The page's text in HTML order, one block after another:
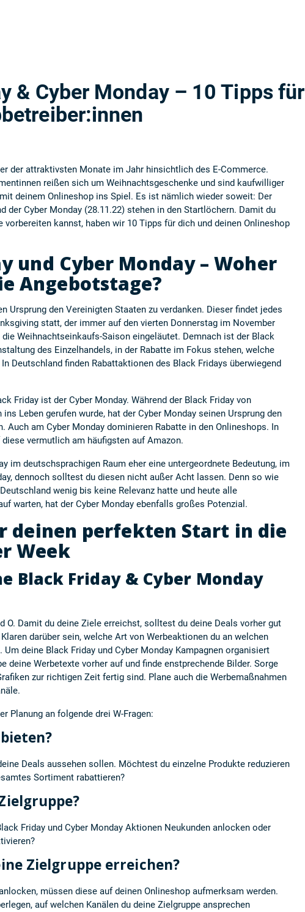
& Cyber Monday – 10 Tipps für
der attraktivsten Monate im Jahr hinsichtlich des E-Commerce.
reißen sich um Weihnachtsgeschenke und sind kaufwilliger
deinem Onlineshop ins Spiel. Es ist nämlich wieder soweit: Der
der Cyber Monday (28.11.22) stehen in den Startlöchern. Damit du
vorbereiten kannst, haben wir 10 Tipps für dich und deinen Onlineshop
und Cyber Monday – Woher
Angebotstage?
Ursprung den Vereinigten Staaten zu verdanken. Dieser findet jedes
statt, der immer auf den vierten Donnerstag im November
Weihnachtseinkaufs-Saison eingeläutet. Demnach ist der Black
des Einzelhandels, in der Rabatte im Fokus stehen, welche
Deutschland finden Rabattaktionen des Black Fridays überwiegend
Friday ist der Cyber Monday. Während der Black Friday von
Leben gerufen wurde, hat der Cyber Monday seinen Ursprung den
Auch am Cyber Monday dominieren Rabatte in den Onlineshops. In
vermutlich am häufigsten auf Amazon.
im deutschsprachigen Raum eher eine untergeordnete Bedeutung, im
dennoch solltest du diesen nicht außer Acht lassen. Denn so wie
wenig bis keine Relevanz hatte und heute alle
warten, hat der Cyber Monday ebenfalls großes Potenzial.
deinen perfekten Start in die
Week
Black Friday & Cyber Monday
O. Damit du deine Ziele erreichst, solltest du deine Deals vorher gut
darüber sein, welche Art von Werbeaktionen du an welchen
deine Black Friday und Cyber Monday Kampagnen organisiert
deine Werbetexte vorher auf und finde enstprechende Bilder. Sorge
zur richtigen Zeit fertig sind. Plane auch die Werbemaßnahmen
Planung an folgende drei W-Fragen:
Deals aussehen sollen. Möchtest du einzelne Produkte reduzieren
Sortiment rabattieren?
Friday und Cyber Monday Aktionen Neukunden anlocken oder
Zielgruppe erreichen?
müssen diese auf deinen Onlineshop aufmerksam werden.
auf welchen Kanälen du deine Zielgruppe ansprechen